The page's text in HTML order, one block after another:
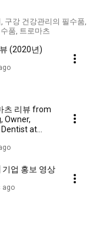
구강 건강관리의 필수품,
품, 트로마츠
(2020년)
츠 리뷰 from
Owner,
at
WA, USA
업 홍보 영상
ago